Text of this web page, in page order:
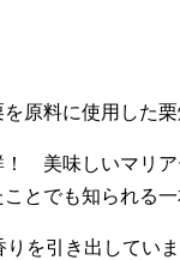
原料に使用した
！ 美味しいマリ
とでも知られる
を引き出してい